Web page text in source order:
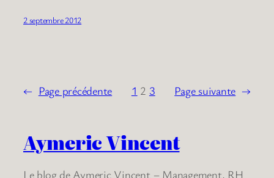
2 septembre 2012
← Page précédente 1 2 3 Page suivante →
Aymeric Vincent
Le blog de Aymeric Vincent – Management, RH